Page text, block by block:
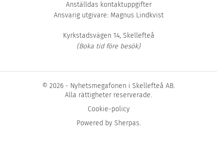
Anställdas kontaktuppgifter
Ansvarig utgivare: Magnus Lindkvist
Kyrkstadsvägen 14, Skellefteå
(Boka tid före besök)
© 2026 - Nyhetsmegafonen i Skellefteå AB.
Alla rättigheter reserverade.
Cookie-policy
Powered by Sherpas.